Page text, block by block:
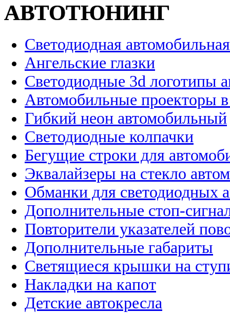
АВТОТЮНИНГ
Светодиодная
Ангельские глазки
Светодиодные 3d логотипы
Автомобильные проекторы
Гибкий неон автомобильный
Светодиодные колпачки
Бегущие строки для
Эквалайзеры на стекло
Обманки для светодиодных
Дополнительные стоп-
Повторители указателей
Дополнительные габариты
Светящиеся крышки на
Накладки на капот
Детские автокресла